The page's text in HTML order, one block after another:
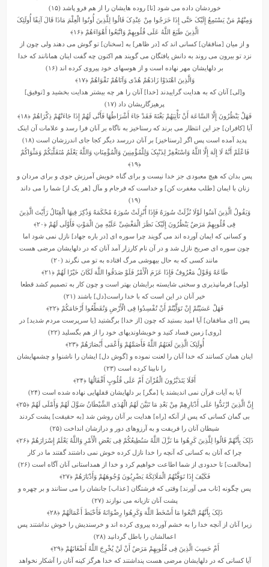
خوردشان داده مى ‏شود [تا] روده ‏هایشان را از هم فرو پاشد (۱۵)
وَمِنْهُمْ مَنْ یَسْتَمِعُ إِلَیْکَ حَتَّى إِذَا خَرَجُوا مِنْ عِنْدِکَ قَالُوا لِلَّذِینَ أُوتُوا الْعِلْمَ مَاذَا قَالَ آنِفًا أُولَئِکَ
الَّذِینَ طَبَعَ اللَّهُ عَلَى قُلُوبِهِمْ وَاتَّبَعُوا أَهْوَاءَهُمْ ﴿۱۶﴾
و از میان [منافقان] کسانى‏ اند که [در ظاهر] به [سخنان] تو گوش مى‏ دهند ولى چون از
نزد تو بیرون مى ‏روند به دانش یافتگان مى‏ گویند هم اکنون چه گفت اینان همانانند که خدا
بر دلهایشان مهر نهاده است و از هوسهاى خود پیروى کرده‏ اند (۱۶)
وَالَّذِینَ اهْتَدَوْا زَادَهُمْ هُدًى وَآتَاهُمْ تَقْوَاهُمْ﴿۱۷﴾
و[لى] آنان که به هدایت گراییدند [خدا] آنان را هر چه بیشتر هدایت بخشید و [توفیق]
پرهیزگاری‏شان داد (۱۷)
فَهَلْ یَنْظُرُونَ إِلَّا السَّاعَهَ أَنْ تَأْتِیَهُمْ بَغْتَهً فَقَدْ جَاءَ أَشْرَاطُهَا فَأَنَّى لَهُمْ إِذَا جَاءَتْهُمْ ذِکْرَاهُمْ ﴿۱۸﴾
آیا [کافران] جز این انتظار مى ‏برند که رستاخیز به ناگاه بر آنان فرا رسد و علامات آن اینک
پدید آمده است پس اگر [رستاخیز] بر آنان دررسد دیگر کجا جاى اندرزشان است (۱۸)
فَاعْلَمْ أَنَّهُ لَا إِلَهَ إِلَّا اللَّهُ وَاسْتَغْفِرْ لِذَنْبِکَ وَلِلْمُؤْمِنِینَ وَالْمُؤْمِنَاتِ وَاللَّهُ یَعْلَمُ مُتَقَلَّبَکُمْ وَمَثْوَاکُمْ
﴿۱۹﴾
پس بدان که هیچ معبودى جز خدا نیست و براى گناه خویش آمرزش جوى و براى مردان و
زنان با ایمان [طلب مغفرت کن] و خداست که فرجام و مآل [هر یک از] شما را مى‏ داند
(۱۹)
وَیَقُولُ الَّذِینَ آمَنُوا لَوْلَا نُزِّلَتْ سُورَهٌ فَإِذَا أُنْزِلَتْ سُورَهٌ مُحْکَمَهٌ وَذُکِرَ فِیهَا الْقِتَالُ رَأَیْتَ الَّذِینَ
فِی قُلُوبِهِمْ مَرَضٌ یَنْظُرُونَ إِلَیْکَ نَظَرَ الْمَغْشِیِّ عَلَیْهِ مِنَ الْمَوْتِ فَأَوْلَى لَهُمْ ﴿۲۰﴾
و کسانى که ایمان آورده‏ اند مى‏ گویند چرا سوره‏ اى [در باره جهاد] نازل نمى شود اما
چون سوره‏ اى صریح نازل شد و در آن نام کارزار آمد آنان که در دلهایشان مرضى هست
مانند کسى که به حال بیهوشى مرگ افتاده به تو مى ‏نگرند (۲۰)
طَاعَهٌ وَقَوْلٌ مَعْرُوفٌ فَإِذَا عَزَمَ الْأَمْرُ فَلَوْ صَدَقُوا اللَّهَ لَکَانَ خَیْرًا لَهُمْ﴿۲۱﴾
[ولى] فرمان‏پذیرى و سخنى شایسته برایشان بهتر است و چون کار به تصمیم کشد قطعا
خیر آنان در این است که با خدا راست[دل] باشند (۲۱)
فَهَلْ عَسَیْتُمْ إِنْ تَوَلَّیْتُمْ أَنْ تُفْسِدُوا فِی الْأَرْضِ وَتُقَطِّعُوا أَرْحَامَکُمْ﴿۲۲﴾
پس [اى منافقان] آیا امید بستید که چون [از خدا] برگشتید [یا سرپرست مردم شدید] در
[روى] زمین فساد کنید و خویشاوندیهاى خود را از هم بگسلید (۲۲)
أُولَئِکَ الَّذِینَ لَعَنَهُمُ اللَّهُ فَأَصَمَّهُمْ وَأَعْمَى أَبْصَارَهُمْ﴿۲۳﴾
اینان همان کسانند که خدا آنان را لعنت نموده و [گوش دل] ایشان را ناشنوا و چشمهایشان
را نابینا کرده است (۲۳)
أَفَلَا یَتَدَبَّرُونَ الْقُرْآنَ أَمْ عَلَى قُلُوبٍ أَقْفَالُهَا ﴿۲۴﴾
آیا به آیات قرآن نمى‏ اندیشند یا [مگر] بر دلهایشان قفلهایى نهاده شده است (۲۴)
إِنَّ الَّذِینَ ارْتَدُّوا عَلَى أَدْبَارِهِمْ مِنْ بَعْدِ مَا تَبَیَّنَ لَهُمُ الْهُدَى الشَّیْطَانُ سَوَّلَ لَهُمْ وَأَمْلَى لَهُمْ﴿۲۵﴾
بى‏ گمان کسانى که پس از آنکه [راه] هدایت بر آنان روشن شد [به حقیقت] پشت کردند
شیطان آنان را فریفت و به آرزوهاى دور و درازشان انداخت (۲۵)
ذَلِکَ بِأَنَّهُمْ قَالُوا لِلَّذِینَ کَرِهُوا مَا نَزَّلَ اللَّهُ سَنُطِیعُکُمْ فِی بَعْضِ الْأَمْرِ وَاللَّهُ یَعْلَمُ إِسْرَارَهُمْ﴿۲۶﴾
چرا که آنان به کسانى که آنچه را خدا نازل کرده خوش نمى‏ داشتند گفتند ما در کار
[مخالفت] تا حدودى از شما اطاعت‏ خواهیم کرد و خدا از همداستانى آنان آگاه است (۲۶)
فَکَیْفَ إِذَا تَوَفَّتْهُمُ الْمَلَائِکَهُ یَضْرِبُونَ وُجُوهَهُمْ وَأَدْبَارَهُمْ﴿۲۷﴾
پس چگونه [تاب مى ‏آورند] وقتى که فرشتگان [عذاب] جانشان را مى‏ ستانند و بر چهره و
پشت آنان تازیانه مى ‏نوازند (۲۷)
ذَلِکَ بِأَنَّهُمُ اتَّبَعُوا مَا أَسْخَطَ اللَّهَ وَکَرِهُوا رِضْوَانَهُ فَأَحْبَطَ أَعْمَالَهُمْ﴿۲۸﴾
زیرا آنان از آنچه خدا را به خشم آورده پیروى کرده‏ اند و خرسندیش را خوش نداشتند پس
اعمالشان را باطل گردانید (۲۸)
أَمْ حَسِبَ الَّذِینَ فِی قُلُوبِهِمْ مَرَضٌ أَنْ لَنْ یُخْرِجَ اللَّهُ أَضْغَانَهُمْ﴿۲۹﴾
آیا کسانى که در دلهایشان مرضى هست پنداشتند که خدا هرگز کینه آنان را آشکار نخواهد